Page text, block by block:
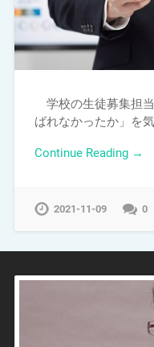
学校の生徒募集担
ばれなかったか」を
Continue Reading →
2021-11-09 0